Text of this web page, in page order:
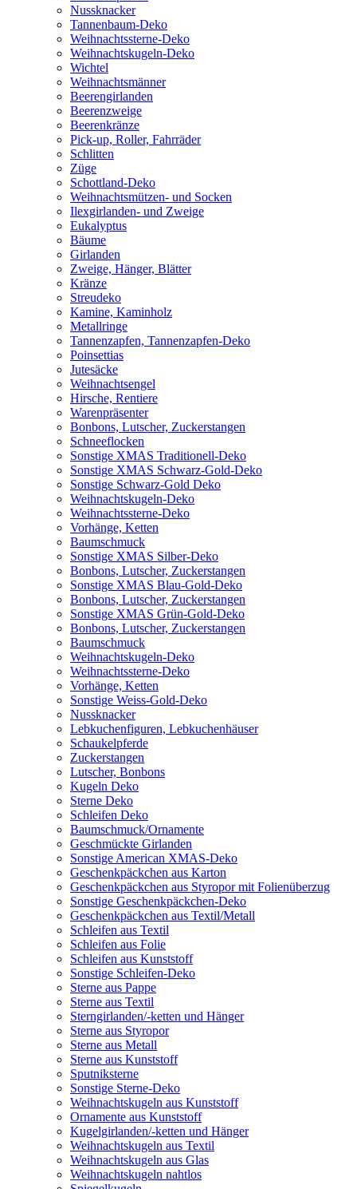
Nussknacker
Tannenbaum-Deko
Weihnachtssterne-Deko
Weihnachtskugeln-Deko
Wichtel
Weihnachtsmänner
Beerengirlanden
Beerenzweige
Beerenkränze
Pick-up, Roller, Fahrräder
Schlitten
Züge
Schottland-Deko
Weihnachtsmützen- und Socken
Ilexgirlanden- und Zweige
Eukalyptus
Bäume
Girlanden
Zweige, Hänger, Blätter
Kränze
Streudeko
Kamine, Kaminholz
Metallringe
Tannenzapfen, Tannenzapfen-Deko
Poinsettias
Jutesäcke
Weihnachtsengel
Hirsche, Rentiere
Warenpräsenter
Bonbons, Lutscher, Zuckerstangen
Schneeflocken
Sonstige XMAS Traditionell-Deko
Sonstige XMAS Schwarz-Gold-Deko
Sonstige Schwarz-Gold Deko
Weihnachtskugeln-Deko
Weihnachtssterne-Deko
Vorhänge, Ketten
Baumschmuck
Sonstige XMAS Silber-Deko
Bonbons, Lutscher, Zuckerstangen
Sonstige XMAS Blau-Gold-Deko
Bonbons, Lutscher, Zuckerstangen
Sonstige XMAS Grün-Gold-Deko
Bonbons, Lutscher, Zuckerstangen
Baumschmuck
Weihnachtskugeln-Deko
Weihnachtssterne-Deko
Vorhänge, Ketten
Sonstige Weiss-Gold-Deko
Nussknacker
Lebkuchenfiguren, Lebkuchenhäuser
Schaukelpferde
Zuckerstangen
Lutscher, Bonbons
Kugeln Deko
Sterne Deko
Schleifen Deko
Baumschmuck/Ornamente
Geschmückte Girlanden
Sonstige American XMAS-Deko
Geschenkpäckchen aus Karton
Geschenkpäckchen aus Styropor mit Folienüberzug
Sonstige Geschenkpäckchen-Deko
Geschenkpäckchen aus Textil/Metall
Schleifen aus Textil
Schleifen aus Folie
Schleifen aus Kunststoff
Sonstige Schleifen-Deko
Sterne aus Pappe
Sterne aus Textil
Sterngirlanden/-ketten und Hänger
Sterne aus Styropor
Sterne aus Metall
Sterne aus Kunststoff
Sputniksterne
Sonstige Sterne-Deko
Weihnachtskugeln aus Kunststoff
Ornamente aus Kunststoff
Kugelgirlanden/-ketten und Hänger
Weihnachtskugeln aus Textil
Weihnachtskugeln aus Glas
Weihnachtskugeln nahtlos